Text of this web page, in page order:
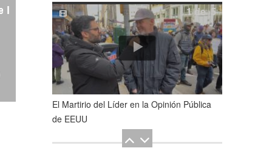
I 1de5
El Martirio del Líder en la Opinión Pública
de EEUU